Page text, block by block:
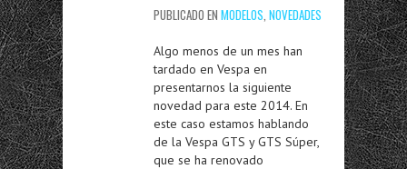
PUBLICADO EN MODELOS, NOVEDADES
Algo menos de un mes han
tardado en Vespa en
presentarnos la siguiente
novedad para este 2014. En
este caso estamos hablando
de la Vespa GTS y GTS Súper,
que se ha renovado